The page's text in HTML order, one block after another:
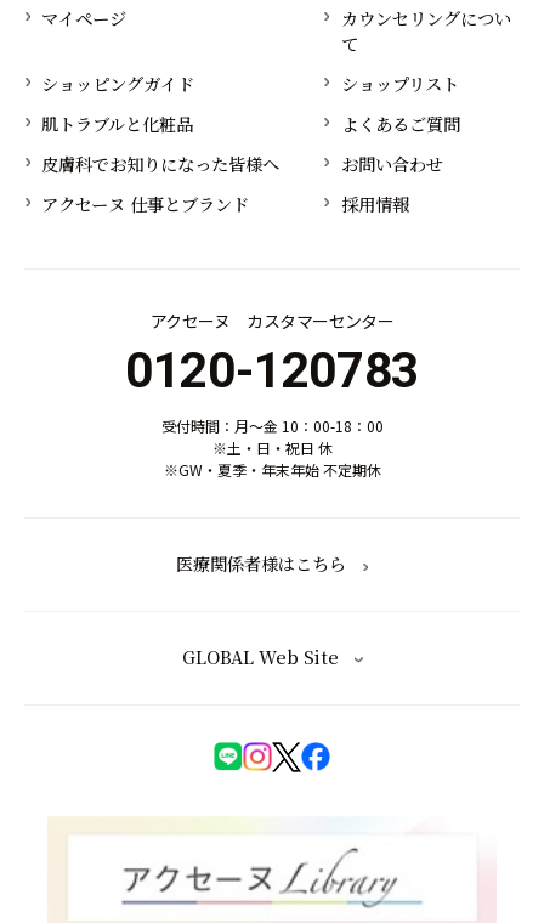
マイページ
カウンセリングについ
て
ショッピングガイド
ショップリスト
肌トラブルと化粧品
よくあるご質問
皮膚科でお知りになった皆様へ
お問い合わせ
アクセーヌ 仕事とブランド
採用情報
アクセーヌ カスタマーセンター
0120-120783
受付時間：月～金 10：00-18：00
※土・日・祝日 休
※GW・夏季・年末年始 不定期休
医療関係者様はこちら
GLOBAL Web Site